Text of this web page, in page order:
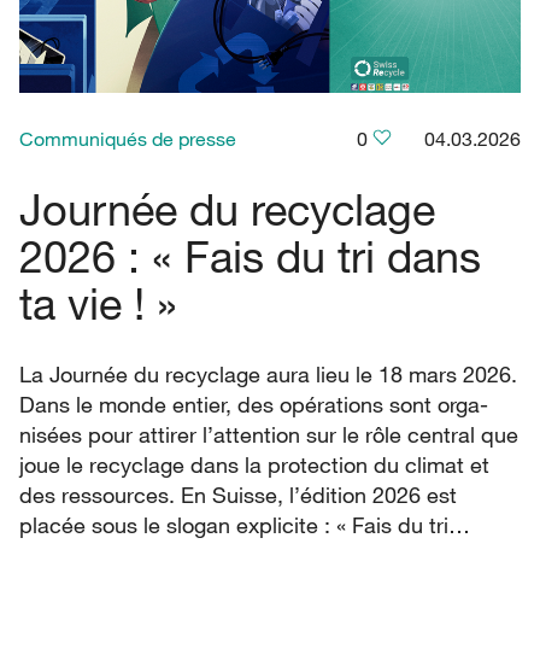
Communiqués de presse 0 04.03.2026
Journée du recyclage
2026 : « Fais du tri dans
ta vie ! »
La Journée du recyclage aura lieu le 18 mars 2026.
Dans le monde entier, des opérations sont orga-
nisées pour attirer l’attention sur le rôle central que
joue le recyclage dans la protection du climat et
des ressources. En Suisse, l’édition 2026 est
placée sous le slogan explicite : « Fais du tri…